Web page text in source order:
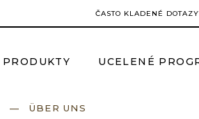
ČASTO KLADENÉ DOTAZY
PRODUKTY UCELENÉ
ÜBER UNS